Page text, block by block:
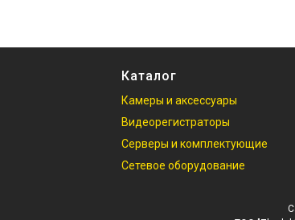
Каталог
Камеры и аксессуары
Видеорегистраторы
Серверы и комплектующие
Сетевое оборудование